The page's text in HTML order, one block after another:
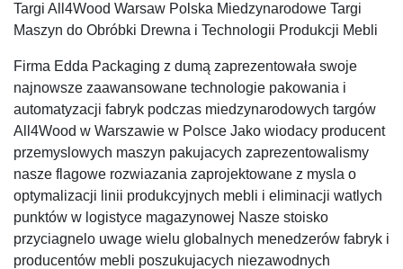
Targi All4Wood Warsaw Polska Miedzynarodowe Targi
Maszyn do Obróbki Drewna i Technologii Produkcji Mebli
Firma Edda Packaging z dumą zaprezentowała swoje
najnowsze zaawansowane technologie pakowania i
automatyzacji fabryk podczas miedzynarodowych targów
All4Wood w Warszawie w Polsce Jako wiodacy producent
przemyslowych maszyn pakujacych zaprezentowalismy
nasze flagowe rozwiazania zaprojektowane z mysla o
optymalizacji linii produkcyjnych mebli i eliminacji watlych
punktów w logistyce magazynowej Nasze stoisko
przyciagnelo uwage wielu globalnych menedzerów fabryk i
producentów mebli poszukujacych niezawodnych